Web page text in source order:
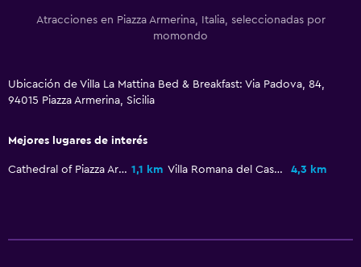
Atracciones en Piazza Armerina, Italia, seleccionadas por
momondo
Ubicación de Villa La Mattina Bed & Breakfast: Via Padova, 84,
94015 Piazza Armerina, Sicilia
Mejores lugares de interés
Cathedral of Piazza Armerina 1,1 km Villa Romana del Casale 4,3 km